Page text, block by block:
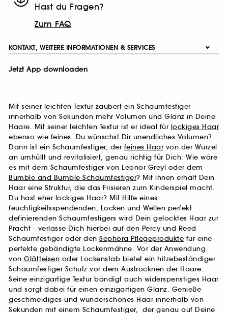
Hast du Fragen?
Zum FAQ
KONTAKT, WEITERE INFORMATIONEN & SERVICES
Jetzt App downloaden
Mit seiner leichten Textur zaubert ein Schaumfestiger
innerhalb von Sekunden mehr Volumen und Glanz in Deine
Haare. Mit seiner leichten Textur ist er ideal für lockiges Haar
ebenso wie feines. Du wünschst Dir unendliches Volumen?
Dann ist ein Schaumfestiger, der feines Haar von der Wurzel
an umhüllt und revitalisiert, genau richtig für Dich: Wie wäre
es mit dem Schaumfestiger von Leonor Greyl oder dem
Bumble and Bumble Schaumfestiger? Mit ihnen erhält Dein
Haar eine Struktur, die das Frisieren zum Kinderspiel macht.
Du hast eher lockiges Haar? Mit Hilfe eines
feuchtigkeitsspendenden, Locken und Wellen perfekt
definierenden Schaumfestigers wird Dein gelocktes Haar zur
Pracht - verlasse Dich hierbei auf den Percy und Reed
Schaumfestiger oder den Sephora Pflegeprodukte für eine
perfekte gebändigte Lockenmähne. Vor der Anwendung
von Glätteisen oder Lockenstab bietet ein hitzebeständiger
Schaumfestiger Schutz vor dem Austrocknen der Haare.
Seine einzigartige Textur bändigt auch widerspenstiges Haar
und sorgt dabei für einen einzigartigen Glanz. Genieße
geschmeidiges und wunderschönes Haar innerhalb von
Sekunden mit einem Schaumfestiger, der genau auf Deine